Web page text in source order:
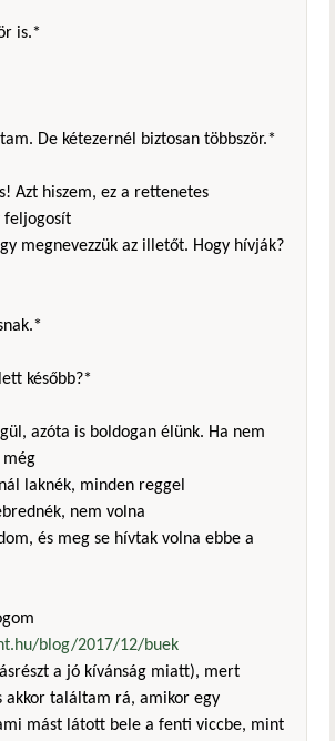
is.*
De kétezernél biztosan többször.*
Azt hiszem, ez a rettenetes
feljogosít
megnevezzük az illetőt. Hogy hívják?
később?*
azóta is boldogan élünk. Ha nem
még
laknék, minden reggel
nem volna
és meg se hívtak volna ebbe a
blog/2017/12/buek
a jó kívánság miatt), mert
akkor találtam rá, amikor egy
mást látott bele a fenti viccbe, mint